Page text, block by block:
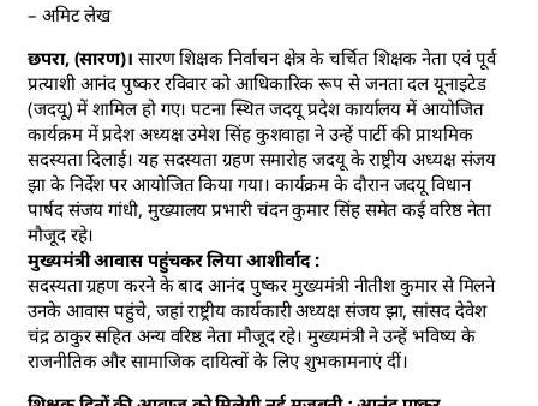
– अमिट लेख
छपरा, (सारण)। सारण शिक्षक निर्वाचन क्षेत्र के चर्चित शिक्षक नेता एवं पूर्व
प्रत्याशी आनंद पुष्कर रविवार को आधिकारिक रूप से जनता दल यूनाइटेड
(जदयू) में शामिल हो गए। पटना स्थित जदयू प्रदेश कार्यालय में आयोजित
कार्यक्रम में प्रदेश अध्यक्ष उमेश सिंह कुशवाहा ने उन्हें पार्टी की प्राथमिक
सदस्यता दिलाई। यह सदस्यता ग्रहण समारोह जदयू के राष्ट्रीय अध्यक्ष संजय
झा के निर्देश पर आयोजित किया गया। कार्यक्रम के दौरान जदयू विधान
पार्षद संजय गांधी, मुख्यालय प्रभारी चंदन कुमार सिंह समेत कई वरिष्ठ नेता
मौजूद रहे।
मुख्यमंत्री आवास पहुंचकर लिया आशीर्वाद :
सदस्यता ग्रहण करने के बाद आनंद पुष्कर मुख्यमंत्री नीतीश कुमार से मिलने
उनके आवास पहुंचे, जहां राष्ट्रीय कार्यकारी अध्यक्ष संजय झा, सांसद देवेश
चंद्र ठाकुर सहित अन्य वरिष्ठ नेता मौजूद रहे। मुख्यमंत्री ने उन्हें भविष्य के
राजनीतिक और सामाजिक दायित्वों के लिए शुभकामनाएं दीं।